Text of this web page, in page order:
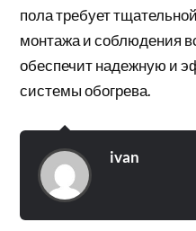
пола требует
монтажа и соблюдения
обеспечит надежную и
системы обогрева.
ivan